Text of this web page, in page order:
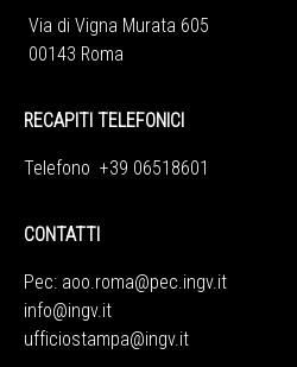
Via di Vigna Murata 605
00143 Roma
RECAPITI TELEFONICI
Telefono +39 06518601
CONTATTI
Pec: aoo.roma@pec.ingv.it
info@ingv.it
ufficiostampa@ingv.it